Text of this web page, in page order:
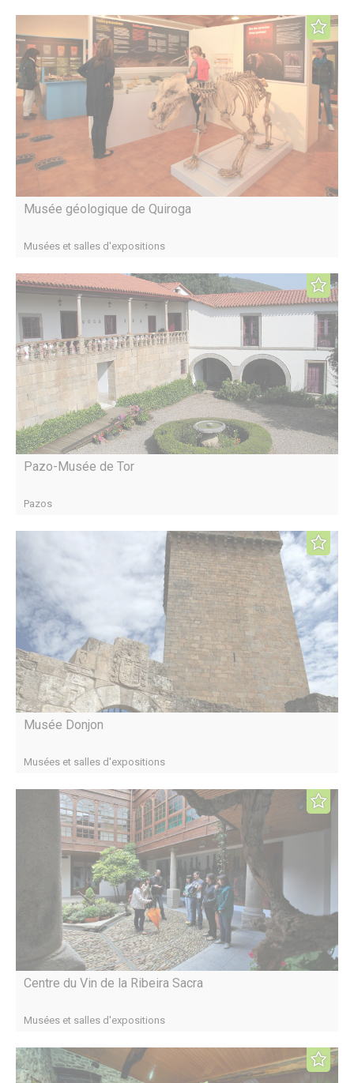
Musée géologique de Quiroga
Musées et salles d'expositions
Pazo-Musée de Tor
Pazos
Musée Donjon
Musées et salles d'expositions
Centre du Vin de la Ribeira Sacra
Musées et salles d'expositions